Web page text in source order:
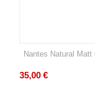
Nantes Natural
35,00 €